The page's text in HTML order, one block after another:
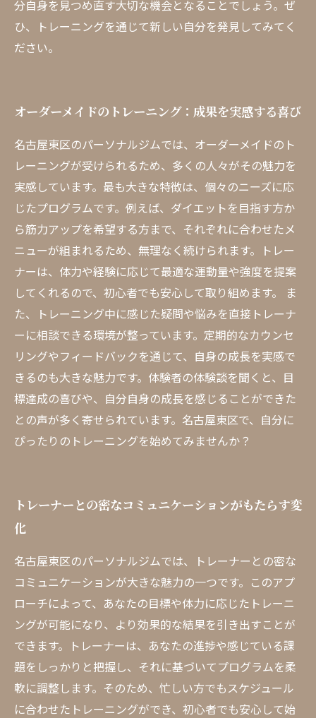
分自身を見つめ直す大切な機会となることでしょう。ぜ
ひ、トレーニングを通じて新しい自分を発見してみてく
ださい。
オーダーメイドのトレーニング：成果を実感する喜び
名古屋東区のパーソナルジムでは、オーダーメイドのト
レーニングが受けられるため、多くの人々がその魅力を
実感しています。最も大きな特徴は、個々のニーズに応
じたプログラムです。例えば、ダイエットを目指す方か
ら筋力アップを希望する方まで、それぞれに合わせたメ
ニューが組まれるため、無理なく続けられます。トレー
ナーは、体力や経験に応じて最適な運動量や強度を提案
してくれるので、初心者でも安心して取り組めます。 ま
た、トレーニング中に感じた疑問や悩みを直接トレーナ
ーに相談できる環境が整っています。定期的なカウンセ
リングやフィードバックを通じて、自身の成長を実感で
きるのも大きな魅力です。体験者の体験談を聞くと、目
標達成の喜びや、自分自身の成長を感じることができた
との声が多く寄せられています。名古屋東区で、自分に
ぴったりのトレーニングを始めてみませんか？
トレーナーとの密なコミュニケーションがもたらす変
化
名古屋東区のパーソナルジムでは、トレーナーとの密な
コミュニケーションが大きな魅力の一つです。このアプ
ローチによって、あなたの目標や体力に応じたトレーニ
ングが可能になり、より効果的な結果を引き出すことが
できます。トレーナーは、あなたの進捗や感じている課
題をしっかりと把握し、それに基づいてプログラムを柔
軟に調整します。そのため、忙しい方でもスケジュール
に合わせたトレーニングができ、初心者でも安心して始